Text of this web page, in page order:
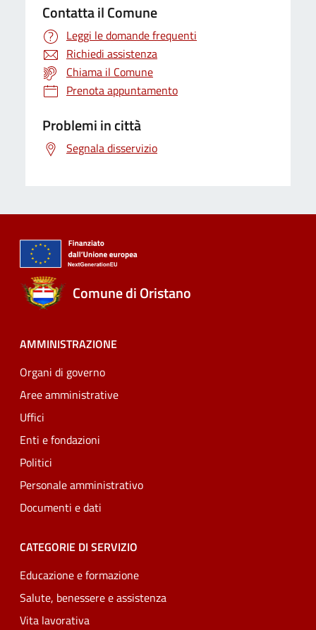
Contatta il Comune
Leggi le domande frequenti
Richiedi assistenza
Chiama il Comune
Prenota appuntamento
Problemi in città
Segnala disservizio
Comune di Oristano
AMMINISTRAZIONE
Organi di governo
Aree amministrative
Uffici
Enti e fondazioni
Politici
Personale amministrativo
Documenti e dati
CATEGORIE DI SERVIZIO
Educazione e formazione
Salute, benessere e assistenza
Vita lavorativa